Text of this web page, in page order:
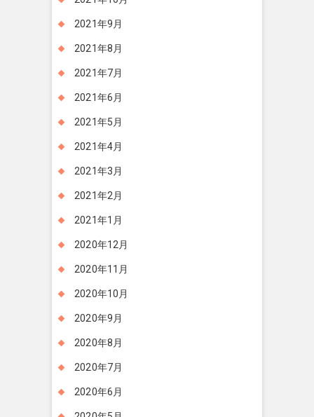
2021年9月
2021年8月
2021年7月
2021年6月
2021年5月
2021年4月
2021年3月
2021年2月
2021年1月
2020年12月
2020年11月
2020年10月
2020年9月
2020年8月
2020年7月
2020年6月